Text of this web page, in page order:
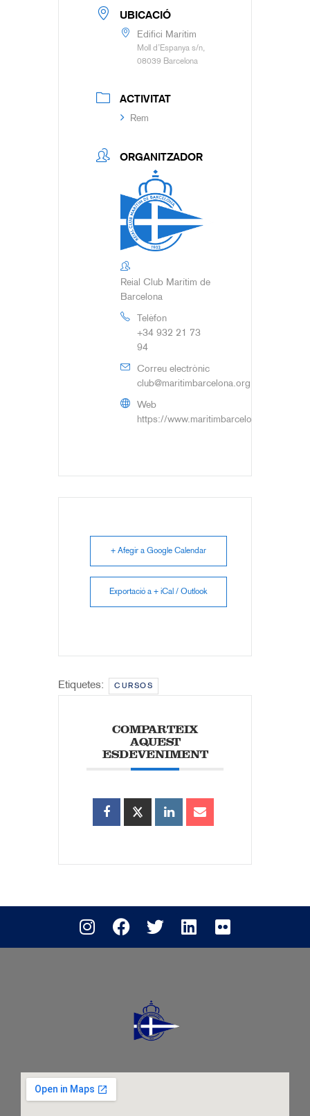
UBICACIÓ
Edifici Marítim
Moll d’Espanya s/n,
08039 Barcelona
ACTIVITAT
Rem
ORGANITZADOR
Reial Club Marítim de
Barcelona
Telèfon
+34 932 21 73
94
Correu electrònic
club@maritimbarcelona.org
Web
https://www.maritimbarcelona.org
+ Afegir a Google Calendar
Exportació a + iCal / Outlook
Etiquetes: CURSOS
COMPARTEIX
AQUEST
ESDEVENIMENT